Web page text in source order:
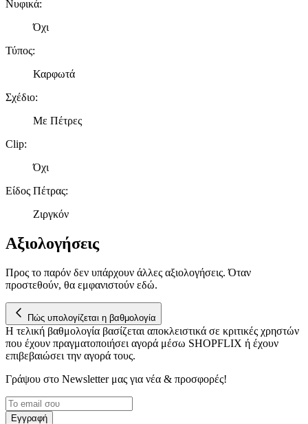
Νυφικά:
Όχι
Τύπος:
Καρφωτά
Σχέδιο:
Με Πέτρες
Clip:
Όχι
Είδος Πέτρας:
Ζιργκόν
Αξιολογήσεις
Προς το παρόν δεν υπάρχουν άλλες αξιολογήσεις. Όταν
προστεθούν, θα εμφανιστούν εδώ.
Πώς υπολογίζεται η βαθμολογία
Η τελική βαθμολογία βασίζεται αποκλειστικά σε κριτικές χρηστών
που έχουν πραγματοποιήσει αγορά μέσω SHOPFLIX ή έχουν
επιβεβαιώσει την αγορά τους.
Γράψου στο Νewsletter μας για νέα & προσφορές!
Εγγραφή